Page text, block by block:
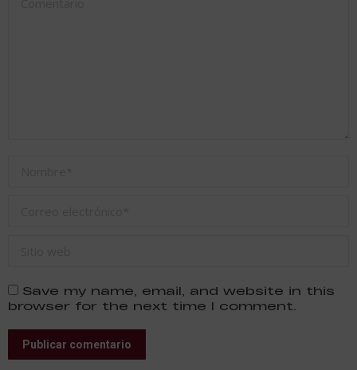
Save my name, email, and website in this
browser for the next time I comment.
Publicar comentario